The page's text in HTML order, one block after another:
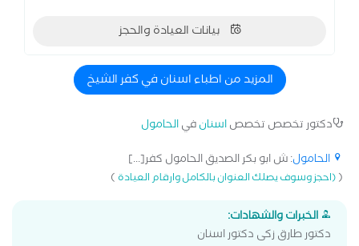
بيانات العيادة والحجز
المزيد من اطباء اسنان في كفر الشيخ
دكتور تخصص تخصصاسنانفيالحامول
الحامول: ش ابو بكر الصديق الحامول كفر[...]
((احجز وسوف يصلك العنوان بالكامل وارقام العيادة)
الخبرات والشهادات:
دكتور طارق زكى دكتور اسنان